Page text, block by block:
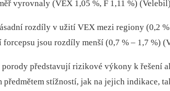
vyrovnaly (VEX 1,05 %, F 1,11 %)
rozdíly v užití VEX mezi regiony (0,2 %
jsou rozdíly menší (0,7 % –⁠ 1,7 %)
porody představují rizikové výkony k řešení
předmětem stížností, jak na jejich indikace,